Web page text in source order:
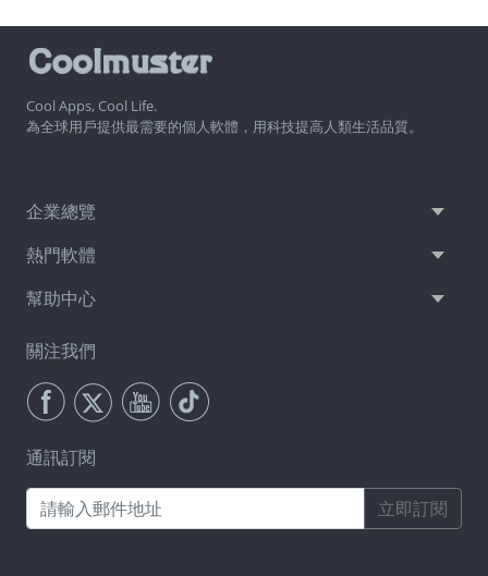
Cool Apps, Cool Life.
為全球用戶提供最需要的個人軟體，用科技提高人類生活品質。
企業總覽
熱門軟體
幫助中心
關注我們
通訊訂閱
立即訂閱